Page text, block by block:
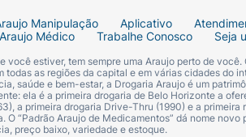
Manipulação Aplicativo
Médico Trabalhe Conosco Seja
você estiver, tem sempre uma Araujo perto de
todas as regiões da capital e em várias cidades do
saúde e bem-estar, a Drogaria Araujo é um
ela é a primeira drogaria de Belo Horizonte a
a primeira drogaria Drive-Thru (1990) e a
O “Padrão Araujo de Medicamentos” dá nome
preço baixo, variedade e estoque.